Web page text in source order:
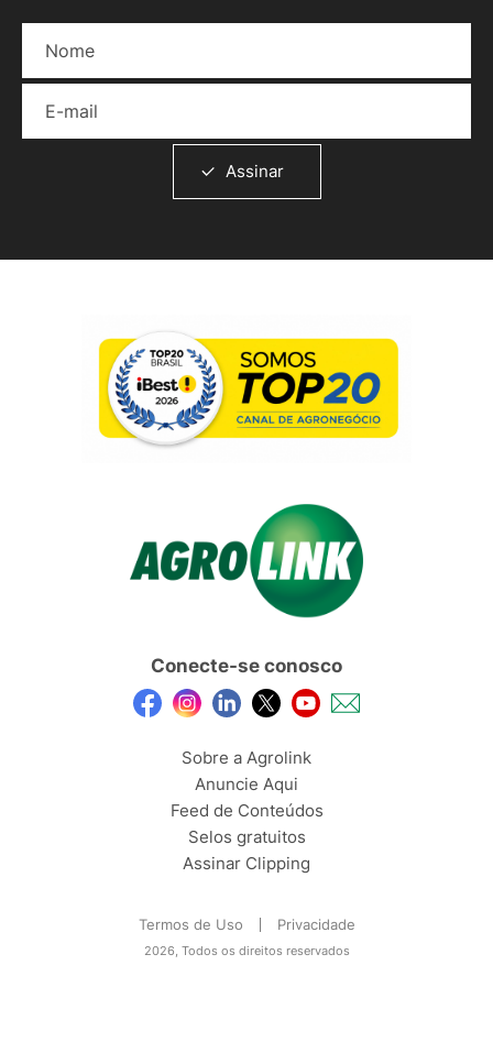
Assinar
Conecte-se conosco
Sobre a Agrolink
Anuncie Aqui
Feed de Conteúdos
Selos gratuitos
Assinar Clipping
Termos de Uso Privacidade
2026, Todos os direitos reservados